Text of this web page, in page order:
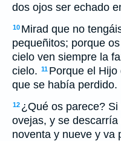
dos ojos ser echado
10 Mirad que no
pequeñitos; porque
cielo ven siempre la
cielo. 11 Porque el
que se había perdido.
12 ¿Qué os parece?
ovejas, y se
noventa y nueve y va